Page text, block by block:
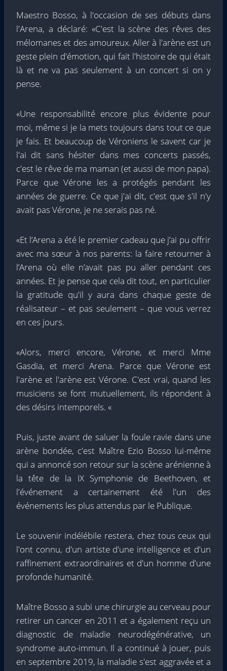
Maestro Bosso, à l'occasion de ses débuts dans
l'Arena, a déclaré: «C'est la scène des rêves des
mélomanes et des amoureux. Aller à l'arène est un
geste plein d'émotion, qui fait l'histoire de qui était
là et ne va pas seulement à un concert si on y
pense.
«Une responsabilité encore plus évidente pour
moi, même si je la mets toujours dans tout ce que
je fais. Et beaucoup de Véroniens le savent car je
l'ai dit sans hésiter dans mes concerts passés,
c'est le rêve de ma maman (et aussi de mon papa).
Parce que Vérone les a protégés pendant les
années de guerre. Ce que j'ai dit, c'est que s'il n'y
avait pas Vérone, je ne serais pas né.
«Et l’Arena a été le premier cadeau que j’ai pu offrir
avec ma sœur à nos parents: la faire retourner à
l’Arena où elle n’avait pas pu aller pendant ces
années. Et je pense que cela dit tout, en particulier
la gratitude qu'il y aura dans chaque geste de
réalisateur – et pas seulement – que vous verrez
en ces jours.
«Alors, merci encore, Vérone, et merci Mme
Gasdia, et merci Arena. Parce que Vérone est
l'arène et l'arène est Vérone. C'est vrai, quand les
musiciens se font mutuellement, ils répondent à
des désirs intemporels. «
Puis, juste avant de saluer la foule ravie dans une
arène bondée, c'est Maître Ezio Bosso lui-même
qui a annoncé son retour sur la scène arénienne à
la tête de la IX Symphonie de Beethoven, et
l'événement a certainement été l'un des
événements les plus attendus par le Publique.
Le souvenir indélébile restera, chez tous ceux qui
l'ont connu, d'un artiste d'une intelligence et d'un
raffinement extraordinaires et d'un homme d'une
profonde humanité.
Maître Bosso a subi une chirurgie au cerveau pour
retirer un cancer en 2011 et a également reçu un
diagnostic de maladie neurodégénérative, un
syndrome auto-immun. Il a continué à jouer, puis
en septembre 2019, la maladie s'est aggravée et a